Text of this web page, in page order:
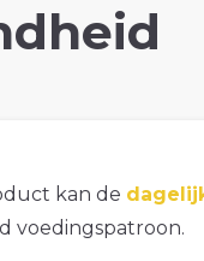
kan de
voedingspatroon.